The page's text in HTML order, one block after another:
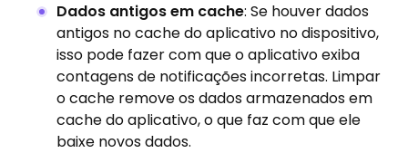
Dados antigos em cache: Se houver dados
antigos no cache do aplicativo no dispositivo,
isso pode fazer com que o aplicativo exiba
contagens de notificações incorretas. Limpar
o cache remove os dados armazenados em
cache do aplicativo, o que faz com que ele
baixe novos dados.